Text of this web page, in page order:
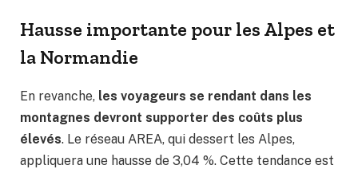
Hausse importante pour les Alpes et
la Normandie
En revanche, les voyageurs se rendant dans les
montagnes devront supporter des coûts plus
élevés. Le réseau AREA, qui dessert les Alpes,
appliquera une hausse de 3,04 %. Cette tendance est